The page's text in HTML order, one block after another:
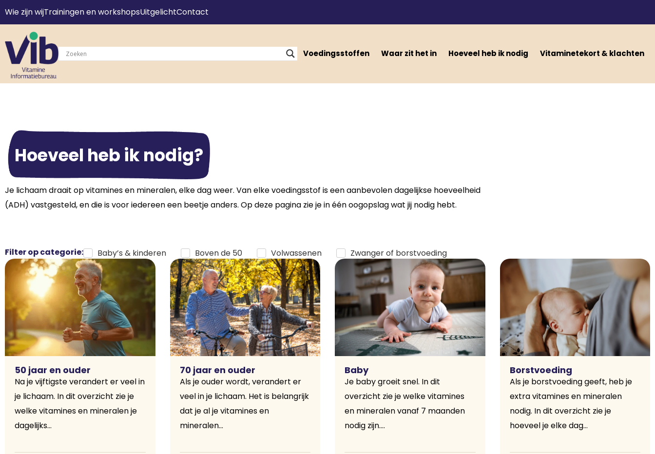
Wie zijn wijTrainingen en workshopsUitgelichtContact
Voedingsstoffen Waar zit het in Hoeveel heb ik nodig Vitaminetekort & klachten
Hoeveel heb ik nodig?
Je lichaam draait op vitamines en mineralen, elke dag weer. Van elke voedingsstof is een aanbevolen dagelijkse hoeveelheid
(ADH) vastgesteld, en die is voor iedereen een beetje anders. Op deze pagina zie je in één oogopslag wat jij nodig hebt.
Filter op categorie: Baby’s & kinderen Boven de 50 Volwassenen Zwanger of borstvoeding
50 jaar en ouder
Na je vijftigste verandert er veel in
je lichaam. In dit overzicht zie je
welke vitamines en mineralen je
dagelijks...
70 jaar en ouder
Als je ouder wordt, verandert er
veel in je lichaam. Het is belangrijk
dat je al je vitamines en
mineralen...
Baby
Je baby groeit snel. In dit
overzicht zie je welke vitamines
en mineralen vanaf 7 maanden
nodig zijn....
Borstvoeding
Als je borstvoeding geeft, heb je
extra vitamines en mineralen
nodig. In dit overzicht zie je
hoeveel je elke dag...